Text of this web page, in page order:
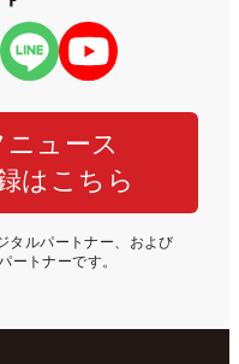
ュース
はこちら
タルパートナー、および
ートナーです。